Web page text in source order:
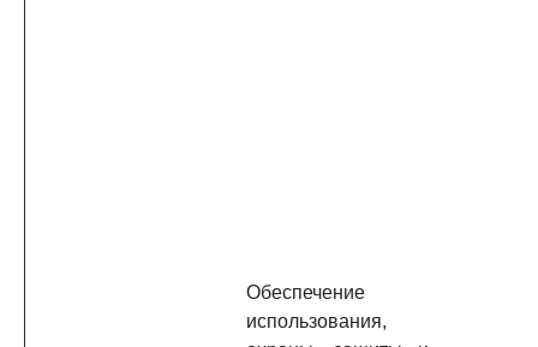
Обеспечение
использования,